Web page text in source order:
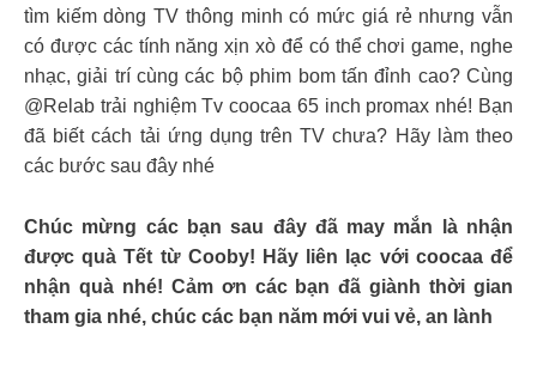
tìm kiếm dòng TV thông minh có mức giá rẻ nhưng vẫn
có được các tính năng xịn xò để có thể chơi game, nghe
nhạc, giải trí cùng các bộ phim bom tấn đỉnh cao? Cùng
@Relab trải nghiệm Tv coocaa 65 inch promax nhé! Bạn
đã biết cách tải ứng dụng trên TV chưa? Hãy làm theo
các bước sau đây nhé
Chúc mừng các bạn sau đây đã may mắn là nhận
được quà Tết từ Cooby! Hãy liên lạc với coocaa để
nhận quà nhé! Cảm ơn các bạn đã giành thời gian
tham gia nhé, chúc các bạn năm mới vui vẻ, an lành